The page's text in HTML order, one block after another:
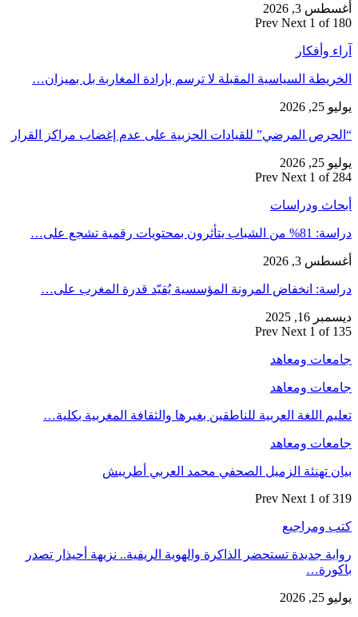
أغسطس 3, 2026
Prev Next 1 of 180
آراء وأفكار
الخريطة السياسية المقبلة لا ترسم بإرادة المغاربة بل بميزان…
يوليو 25, 2026
“الحرص المرضي” للقيادات الحزبية على عدم إغضاب مراكز القرار
يوليو 25, 2026
Prev Next 1 of 284
أبحاث ودراسات
دراسة: 81% من الشباب يتأثرون بمحتويات رقمية تشجع على…
أغسطس 3, 2026
دراسة: انخفاض المرونة المؤسسية يُقيّد قدرة المغرب على…
ديسمبر 16, 2025
Prev Next 1 of 135
جامعات ومعاهد
جامعات ومعاهد
تعليم اللغة العربية للناطقين بغيرها والثقافة المغربية بكلية…
جامعات ومعاهد
بيان تهنئة الزميل الصحفي محمد العربي أطريبش
Prev Next 1 of 319
كتب ومراجيع
رواية جديدة تستحضر الذاكرة والهوية الريفية.. نزيهة أحيذار تصدر
باكورة…
يوليو 25, 2026